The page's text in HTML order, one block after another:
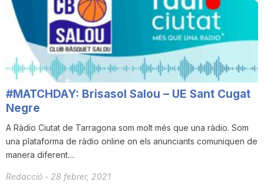
i
u
t
a
t
#MATCHDAY: Brisasol Salou – UE Sant Cugat
Negre
A Ràdio Ciutat de Tarragona som molt més que una ràdio. Som
una plataforma de ràdio online on els anunciants comuniquen de
manera diferent....
Redacció - 28 febrer, 2021